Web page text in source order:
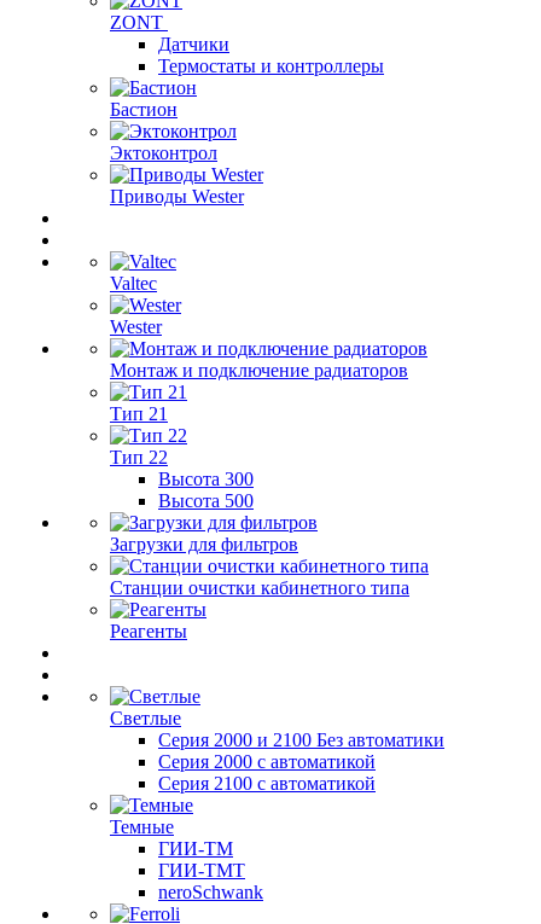
ZONT
Датчики
Термостаты и контроллеры
Бастион
Эктоконтрол
Приводы Wester
Valtec
Wester
Монтаж и подключение радиаторов
Тип 21
Тип 22
Высота 300
Высота 500
Загрузки для фильтров
Станции очистки кабинетного типа
Реагенты
Светлые
Серия 2000 и 2100 Без автоматики
Серия 2000 с автоматикой
Серия 2100 с автоматикой
Темные
ГИИ-ТМ
ГИИ-ТМТ
neroSchwank